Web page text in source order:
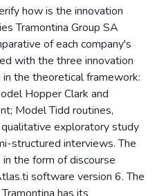
how is the innovation
Tramontina Group SA
of each company's
with the three innovation
the theoretical framework:
Hopper Clark and
Model Tidd routines,
exploratory study
structured interviews. The
the form of discourse
software version 6. The